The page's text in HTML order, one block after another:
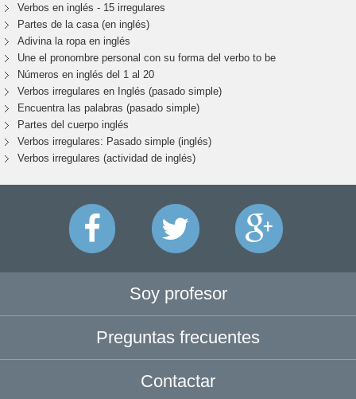
Verbos en inglés - 15 irregulares
Partes de la casa (en inglés)
Adivina la ropa en inglés
Une el pronombre personal con su forma del verbo to be
Números en inglés del 1 al 20
Verbos irregulares en Inglés (pasado simple)
Encuentra las palabras (pasado simple)
Partes del cuerpo inglés
Verbos irregulares: Pasado simple (inglés)
Verbos irregulares (actividad de inglés)
Soy profesor
Preguntas frecuentes
Contactar